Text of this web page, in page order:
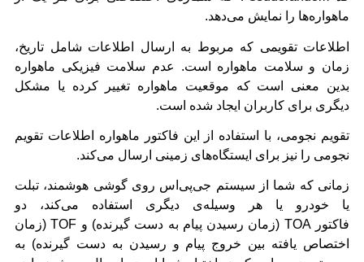
ماهواره‌ها را نمایش می‌دهد.
اطلاعات تقویمی که مربوط به ارسال اطلاعات شامل تاریخ،
زمان و سلامت ماهواره است. عدم سلامت فیزیکی ماهواره
بدین معنی است که موقعیت ماهواره تغییر کرده یا مشکل
دیگری برای کاربران ایجاد شده است.
تقویم نجومی، با استفاده از این فاکتور ماهواره اطلاعات تقویم
نجومی را نیز برای ایستگاه‌های زمینی ارسال می‌کند.
زمانی که شما از سیستم جی‌پی‌اس روی گوشی هوشمند، تبلت
یا خودرو یا هر وسیله‌ی دیگری استفاده می‌کند، دو
فاکتورTOA (زمان رسیدن پیام به دست گیرنده) و TOF(زمان
اختصاص یافته بین خروج پیام و رسیدن به دست گیرنده) به